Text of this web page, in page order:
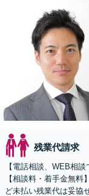
残業代請求
【電話相談、WEB相
【相談料・着手金無
ど未払い残業代は妥協